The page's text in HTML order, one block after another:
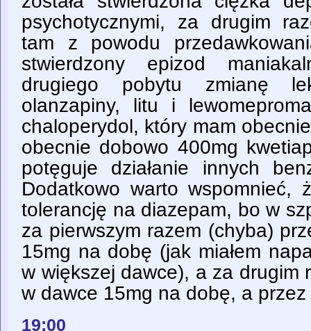
psychotycznymi, za drugim
tam z powodu
stwierdzony epizod
drugiego pobytu zmianę
olanzapiny, litu i
chaloperydol, który mam
obecnie dobowo 400mg
potęguje działanie innych
Dodatkowo warto wspomnieć,
tolerancję na diazepam, bo w
za pierwszym razem (chyba)
15mg na dobę (jak miałem
w większej dawce), a za drugim
w dawce 15mg na dobę, a
19:00